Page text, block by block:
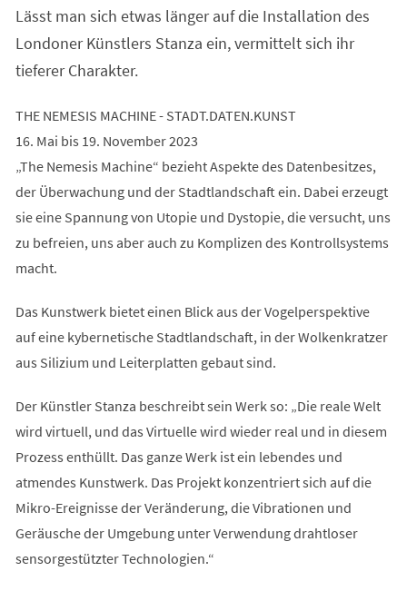
Lässt man sich etwas länger auf die Installation des
Londoner Künstlers Stanza ein, vermittelt sich ihr
tieferer Charakter.
THE NEMESIS MACHINE - STADT.DATEN.KUNST
16. Mai bis 19. November 2023
„The Nemesis Machine“ bezieht Aspekte des Datenbesitzes,
der Überwachung und der Stadtlandschaft ein. Dabei erzeugt
sie eine Spannung von Utopie und Dystopie, die versucht, uns
zu befreien, uns aber auch zu Komplizen des Kontrollsystems
macht.
Das Kunstwerk bietet einen Blick aus der Vogelperspektive
auf eine kybernetische Stadtlandschaft, in der Wolkenkratzer
aus Silizium und Leiterplatten gebaut sind.
Der Künstler Stanza beschreibt sein Werk so: „Die reale Welt
wird virtuell, und das Virtuelle wird wieder real und in diesem
Prozess enthüllt. Das ganze Werk ist ein lebendes und
atmendes Kunstwerk. Das Projekt konzentriert sich auf die
Mikro-Ereignisse der Veränderung, die Vibrationen und
Geräusche der Umgebung unter Verwendung drahtloser
sensorgestützter Technologien.“